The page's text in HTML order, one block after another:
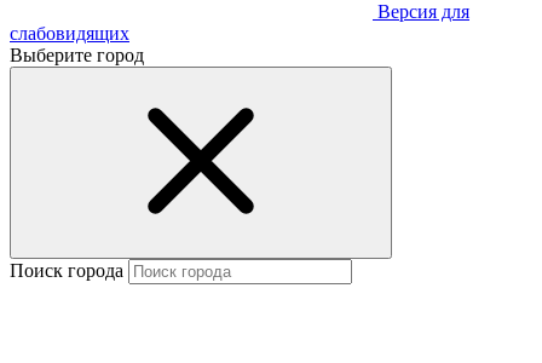
Версия для
слабовидящих
Выберите город
Поиск города